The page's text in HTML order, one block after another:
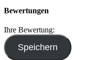
Bewertungen
Ihre Bewertung: